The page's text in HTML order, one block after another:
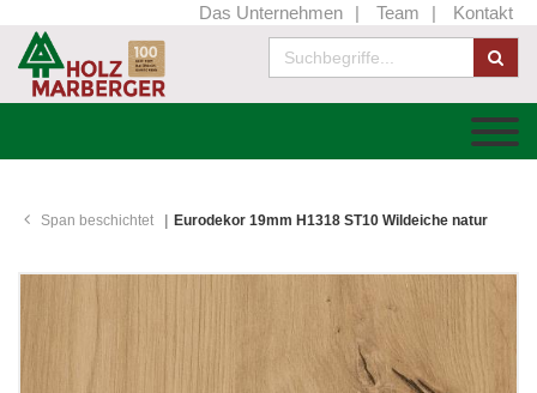
Das Unternehmen Team Kontakt
Span beschichtet Eurodekor 19mm H1318 ST10 Wildeiche natur